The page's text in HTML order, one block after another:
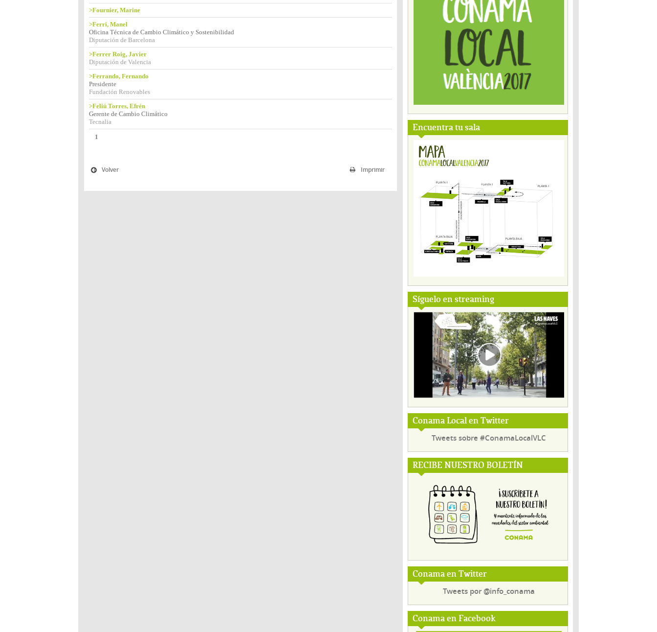
Encuentra tu sala
Síguelo en streaming
Conama Local en Twitter
Tweets sobre #ConamaLocalVLC
RECIBE NUESTRO BOLETÍN
Conama en Twitter
Tweets por @info_conama
Conama en Facebook
>Fournier, Marine
>Ferri, Manel
Oficina Técnica de Cambio Climático y Sostenibilidad
Diputación de Barcelona
>Ferrer Roig, Javier
Diputación de Valencia
>Ferrando, Fernando
Presidente
Fundación Renovables
>Feliú Torres, Efrén
Gerente de Cambio Climático
Tecnalia
1
Imprimir
Volver